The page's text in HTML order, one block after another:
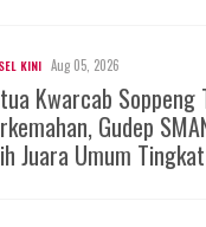
KINI Aug 05, 2026
Kwarcab Soppeng
Gudep
Juara Umum